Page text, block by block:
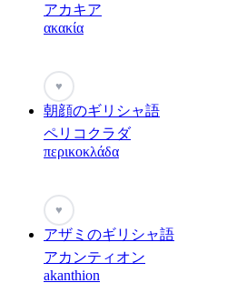
アカキア
ακακία
♥
朝顔のギリシャ語
ペリコクラダ
περικοκλάδα
♥
アザミのギリシャ語
アカンティオン
akanthion